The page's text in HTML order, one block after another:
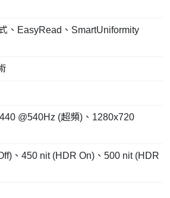
、EasyRead、SmartUniformity
@540Hz (超頻)、1280x720
、450 nit (HDR On)、500 nit (HDR